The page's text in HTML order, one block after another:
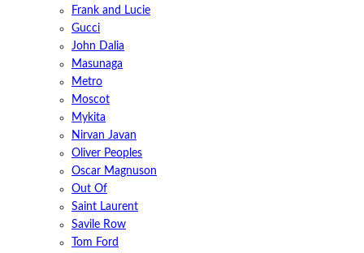
Frank and Lucie
Gucci
John Dalia
Masunaga
Metro
Moscot
Mykita
Nirvan Javan
Oliver Peoples
Oscar Magnuson
Out Of
Saint Laurent
Savile Row
Tom Ford